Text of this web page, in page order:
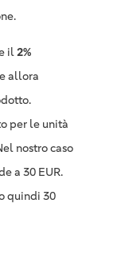
il2%
allora
per le unità
nostro caso
a 30 EUR.
quindi 30